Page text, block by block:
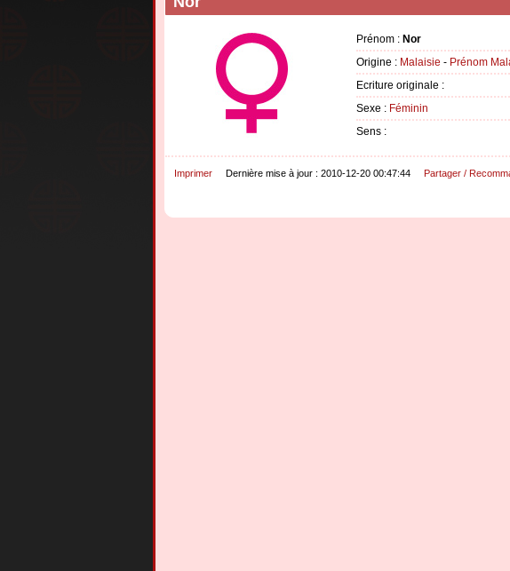
Prénom : Nor
Origine : Malaisie - Prénom
Ecriture originale :
Sexe : Féminin
Sens :
Imprimer Dernière mise à jour : 2010-12-20 00:47:44 Partager /